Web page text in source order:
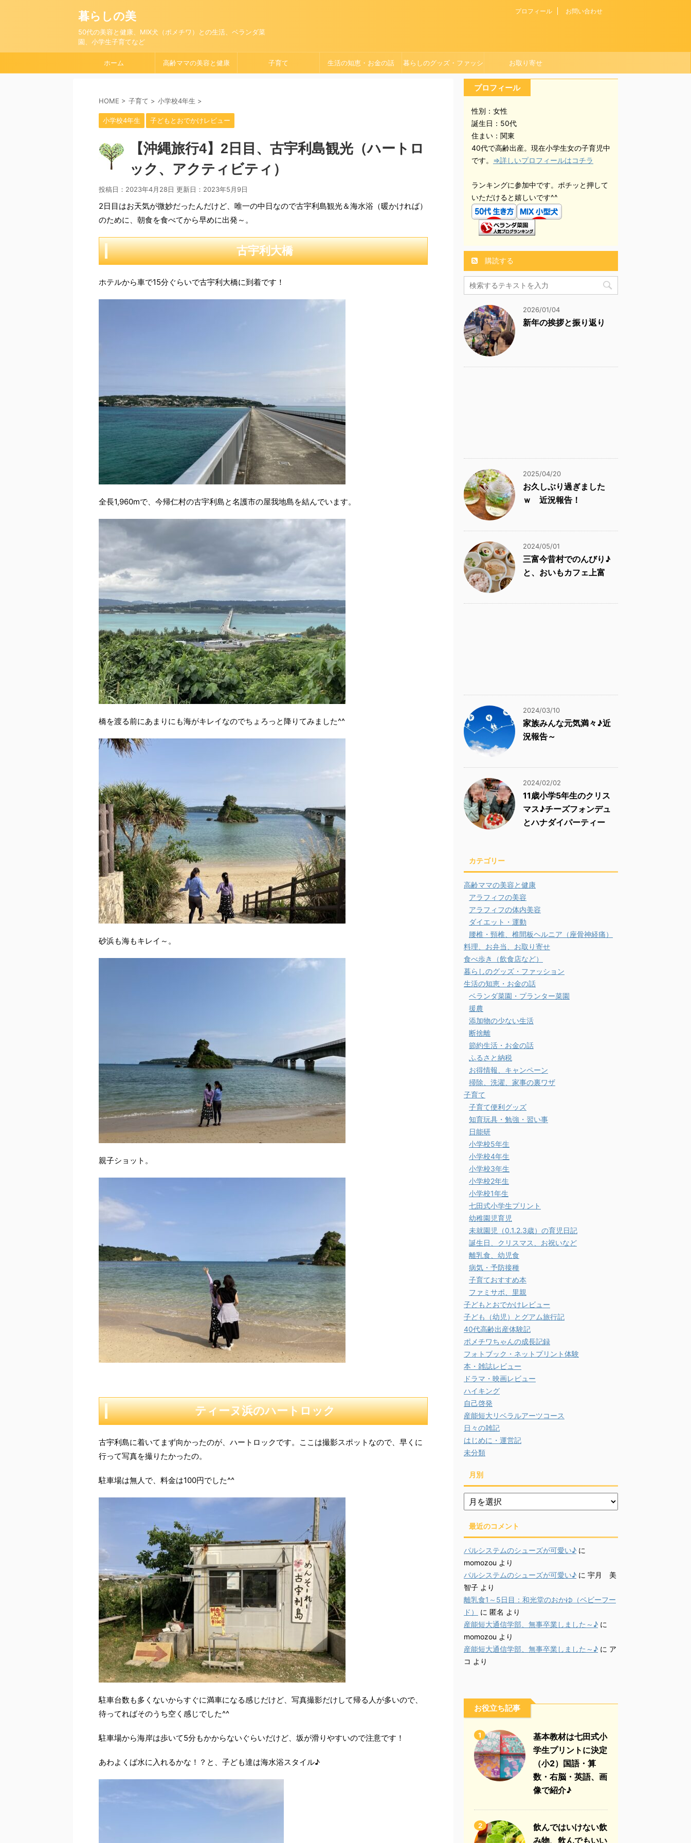
暮らしの美
50代の美容と健康、MIX犬（ポメチワ）との生活、ベランダ菜
園、小学生子育てなど
プロフィール お問い合わせ
ホーム 高齢ママの美容と健康 子育て 生活の知恵・お金の話 暮らしのグッズ・ファッシ お取り寄せ
HOME > 子育て > 小学校4年生 >
小学校4年生 子どもとおでかけレビュー
【沖縄旅行4】2日目、古宇利島観光（ハートロ
ック、アクティビティ）
投稿日：2023年4月28日 更新日： 2023年5月9日
2日目はお天気が微妙だったんだけど、唯一の中日なので古宇利島観光＆海水浴（暖かければ）
のために、朝食を食べてから早めに出発～。
古宇利大橋
ホテルから車で15分ぐらいで古宇利大橋に到着です！
全長1,960mで、今帰仁村の古宇利島と名護市の屋我地島を結んでいます。
橋を渡る前にあまりにも海がキレイなのでちょろっと降りてみました^^
砂浜も海もキレイ～。
親子ショット。
ティーヌ浜のハートロック
古宇利島に着いてまず向かったのが、ハートロックです。ここは撮影スポットなので、早くに
行って写真を撮りたかったの。
駐車場は無人で、料金は100円でした^^
駐車台数も多くないからすぐに満車になる感じだけど、写真撮影だけして帰る人が多いので、
待ってればそのうち空く感じでした^^
駐車場から海岸は歩いて5分もかからないぐらいだけど、坂が滑りやすいので注意です！
あわよくば水に入れるかな！？と、子ども達は海水浴スタイル♪
プロフィール
性別：女性
誕生日：50代
住まい：関東
40代で高齢出産。現在小学生女の子育児中
です。 ⇒詳しいプロフィールはコチラ
ランキングに参加中です。ポチッと押して
いただけると嬉しいです^^
購読する
2026/01/04
新年の挨拶と振り返り
2025/04/20
お久しぶり過ぎました
ｗ 近況報告！
2024/05/01
三富今昔村でのんびり♪
と、おいもカフェ上富
2024/03/10
家族みんな元気満々♪近
況報告～
2024/02/02
11歳小学5年生のクリス
マス♪チーズフォンデュ
とハナダイパーティー
カテゴリー
高齢ママの美容と健康
アラフィフの美容
アラフィフの体内美容
ダイエット・運動
腰椎・頸椎、椎間板ヘルニア（座骨神経痛）
料理、お弁当、お取り寄せ
食べ歩き（飲食店など）
暮らしのグッズ・ファッション
生活の知恵・お金の話
ベランダ菜園・プランター菜園
援農
添加物の少ない生活
断捨離
節約生活・お金の話
ふるさと納税
お得情報、キャンペーン
掃除、洗濯、家事の裏ワザ
子育て
子育て便利グッズ
知育玩具・勉強・習い事
日能研
小学校5年生
小学校4年生
小学校3年生
小学校2年生
小学校1年生
七田式小学生プリント
幼稚園児育児
未就園児（0.1.2.3歳）の育児日記
誕生日、クリスマス、お祝いなど
離乳食、幼児食
病気・予防接種
子育ておすすめ本
ファミサポ、里親
子どもとおでかけレビュー
子ども（幼児）とグアム旅行記
40代高齢出産体験記
ポメチワちゃんの成長記録
フォトブック・ネットプリント体験
本・雑誌レビュー
ドラマ・映画レビュー
ハイキング
自己啓発
産能短大リベラルアーツコース
日々の雑記
はじめに・運営記
未分類
月別
月
別
最近のコメント
パルシステムのシューズが可愛い♪ に
momozou より
パルシステムのシューズが可愛い♪ に 宇月 美
智子 より
離乳食1～5日目：和光堂のおかゆ（ベビーフー
ド）
に 匿名 より
産能短大通信学部、無事卒業しました～♪ に
momozou より
産能短大通信学部、無事卒業しました～♪ に ア
コ より
お役立ち記事
1
基本教材は七田式小
学生プリントに決定
（小2）国語・算
数・右脳・英語、画
像で紹介♪
2
飲んではいけない飲
み物、飲んでもいい